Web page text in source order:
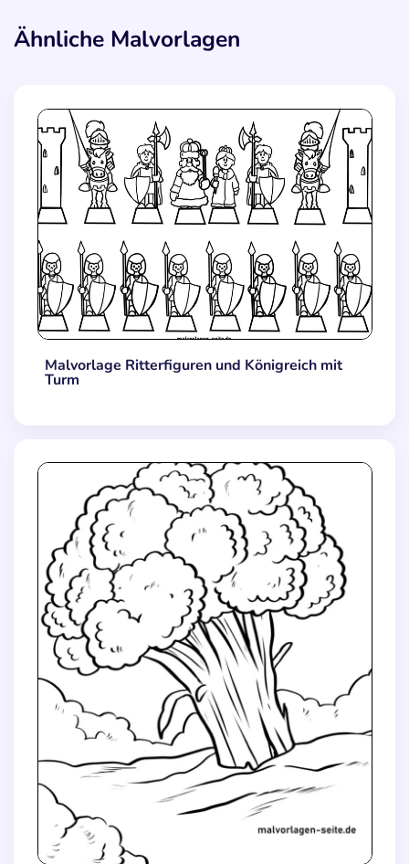
Ähnliche Malvorlagen
Malvorlage Ritterfiguren und Königreich mit
Turm